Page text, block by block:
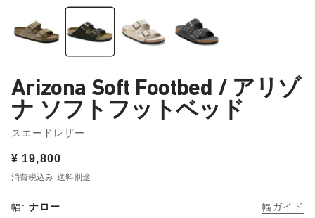
Arizona Soft Footbed / アリゾ
ナ ソフトフットベッド
スエードレザー
Price:
¥ 19,800
消費税込み 送料別途
幅: ナロー 幅ガイド